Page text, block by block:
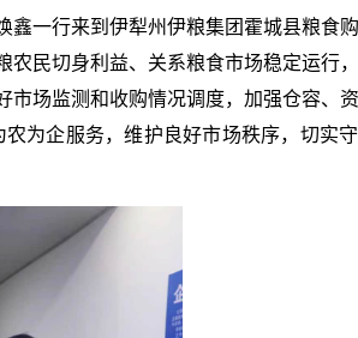
一行来到伊犁州伊粮集团霍城县粮食
民切身利益、关系粮食市场稳定运行
场监测和收购情况调度，加强仓容、
为企服务，维护良好市场秩序，切实